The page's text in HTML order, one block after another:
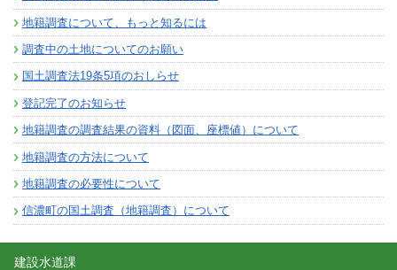
地籍調査について、もっと知るには
調査中の土地についてのお願い
国土調査法19条5項のおしらせ
登記完了のお知らせ
地籍調査の調査結果の資料（図面、座標値）について
地籍調査の方法について
地籍調査の必要性について
信濃町の国土調査（地籍調査）について
建設水道課